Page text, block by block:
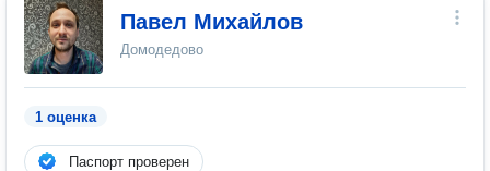
Павел Михайлов
Домодедово
1 оценка
Паспорт проверен